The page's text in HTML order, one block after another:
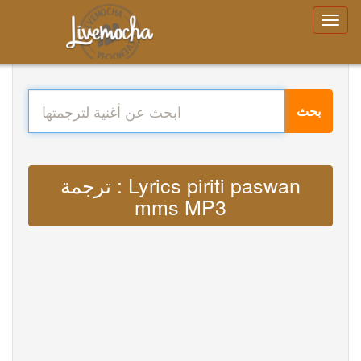
بحث
ترجمة : Lyrics piriti paswan
mms MP3